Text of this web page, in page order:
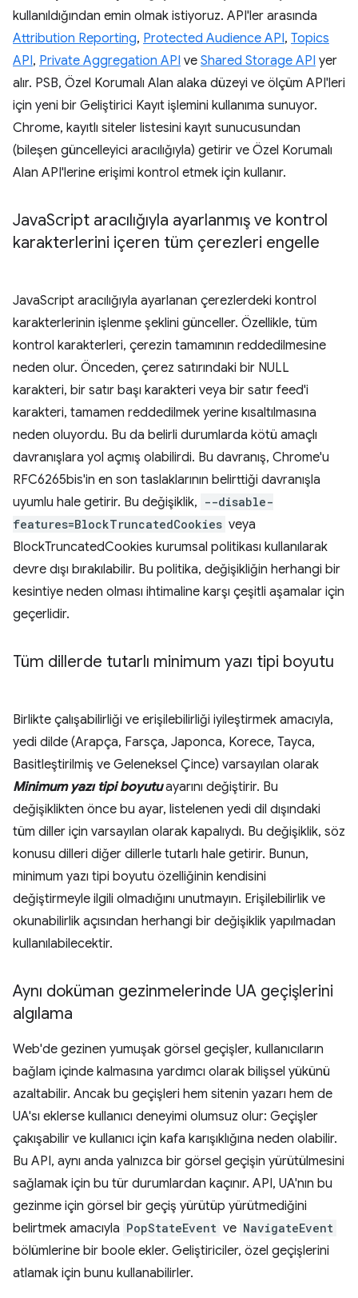
kullanıldığından emin olmak istiyoruz. API'ler arasında
Attribution Reporting, Protected Audience API, Topics
API, Private Aggregation API ve Shared Storage API yer
alır. PSB, Özel Korumalı Alan alaka düzeyi ve ölçüm API'leri
için yeni bir Geliştirici Kayıt işlemini kullanıma sunuyor.
Chrome, kayıtlı siteler listesini kayıt sunucusundan
(bileşen güncelleyici aracılığıyla) getirir ve Özel Korumalı
Alan API'lerine erişimi kontrol etmek için kullanır.
JavaScript aracılığıyla ayarlanmış ve kontrol
karakterlerini içeren tüm çerezleri engelle
JavaScript aracılığıyla ayarlanan çerezlerdeki kontrol
karakterlerinin işlenme şeklini günceller. Özellikle, tüm
kontrol karakterleri, çerezin tamamının reddedilmesine
neden olur. Önceden, çerez satırındaki bir NULL
karakteri, bir satır başı karakteri veya bir satır feed'i
karakteri, tamamen reddedilmek yerine kısaltılmasına
neden oluyordu. Bu da belirli durumlarda kötü amaçlı
davranışlara yol açmış olabilirdi. Bu davranış, Chrome'u
RFC6265bis'in en son taslaklarının belirttiği davranışla
uyumlu hale getirir. Bu değişiklik, --disable-
features=BlockTruncatedCookies veya
BlockTruncatedCookies kurumsal politikası kullanılarak
devre dışı bırakılabilir. Bu politika, değişikliğin herhangi bir
kesintiye neden olması ihtimaline karşı çeşitli aşamalar için
geçerlidir.
Tüm dillerde tutarlı minimum yazı tipi boyutu
Birlikte çalışabilirliği ve erişilebilirliği iyileştirmek amacıyla,
yedi dilde (Arapça, Farsça, Japonca, Korece, Tayca,
Basitleştirilmiş ve Geleneksel Çince) varsayılan olarak
Minimum yazı tipi boyutuayarını değiştirir. Bu
değişiklikten önce bu ayar, listelenen yedi dil dışındaki
tüm diller için varsayılan olarak kapalıydı. Bu değişiklik, söz
konusu dilleri diğer dillerle tutarlı hale getirir. Bunun,
minimum yazı tipi boyutu özelliğinin kendisini
değiştirmeyle ilgili olmadığını unutmayın. Erişilebilirlik ve
okunabilirlik açısından herhangi bir değişiklik yapılmadan
kullanılabilecektir.
Aynı doküman gezinmelerinde UA geçişlerini
algılama
Web'de gezinen yumuşak görsel geçişler, kullanıcıların
bağlam içinde kalmasına yardımcı olarak bilişsel yükünü
azaltabilir. Ancak bu geçişleri hem sitenin yazarı hem de
UA'sı eklerse kullanıcı deneyimi olumsuz olur: Geçişler
çakışabilir ve kullanıcı için kafa karışıklığına neden olabilir.
Bu API, aynı anda yalnızca bir görsel geçişin yürütülmesini
sağlamak için bu tür durumlardan kaçınır. API, UA'nın bu
gezinme için görsel bir geçiş yürütüp yürütmediğini
belirtmek amacıyla PopStateEvent ve NavigateEvent
bölümlerine bir boole ekler. Geliştiriciler, özel geçişlerini
atlamak için bunu kullanabilirler.